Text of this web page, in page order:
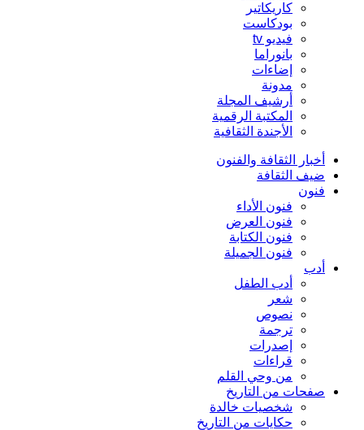
كاريكاتير
بودكاست
فيديو tv
بانوراما
إضاءات
مدونة
أرشيف المجلة
المكتبة الرقمية
الأجندة الثقافية
أخبار الثقافة والفنون
ضيف الثقافة
فنون
فنون الأداء
فنون العرض
فنون الكتابة
فنون الجميلة
أدب
أدب الطفل
شعر
نصوص
ترجمة
إصدرات
قراءات
من وحي القلم
صفحات من التاريخ
شخصيات خالدة
حكايات من التاريخ